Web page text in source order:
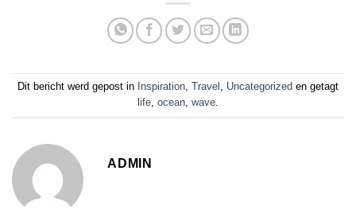
Dit bericht werd gepost in Inspiration, Travel , Uncategorized en getagt
life, ocean, wave.
ADMIN